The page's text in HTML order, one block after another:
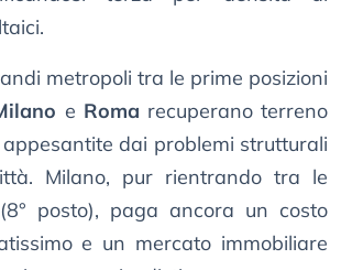
metropoli tra le prime posizioni
e Roma recuperano terreno
dai problemi strutturali
Milano, pur rientrando tra le
posto), paga ancora un costo
e un mercato immobiliare